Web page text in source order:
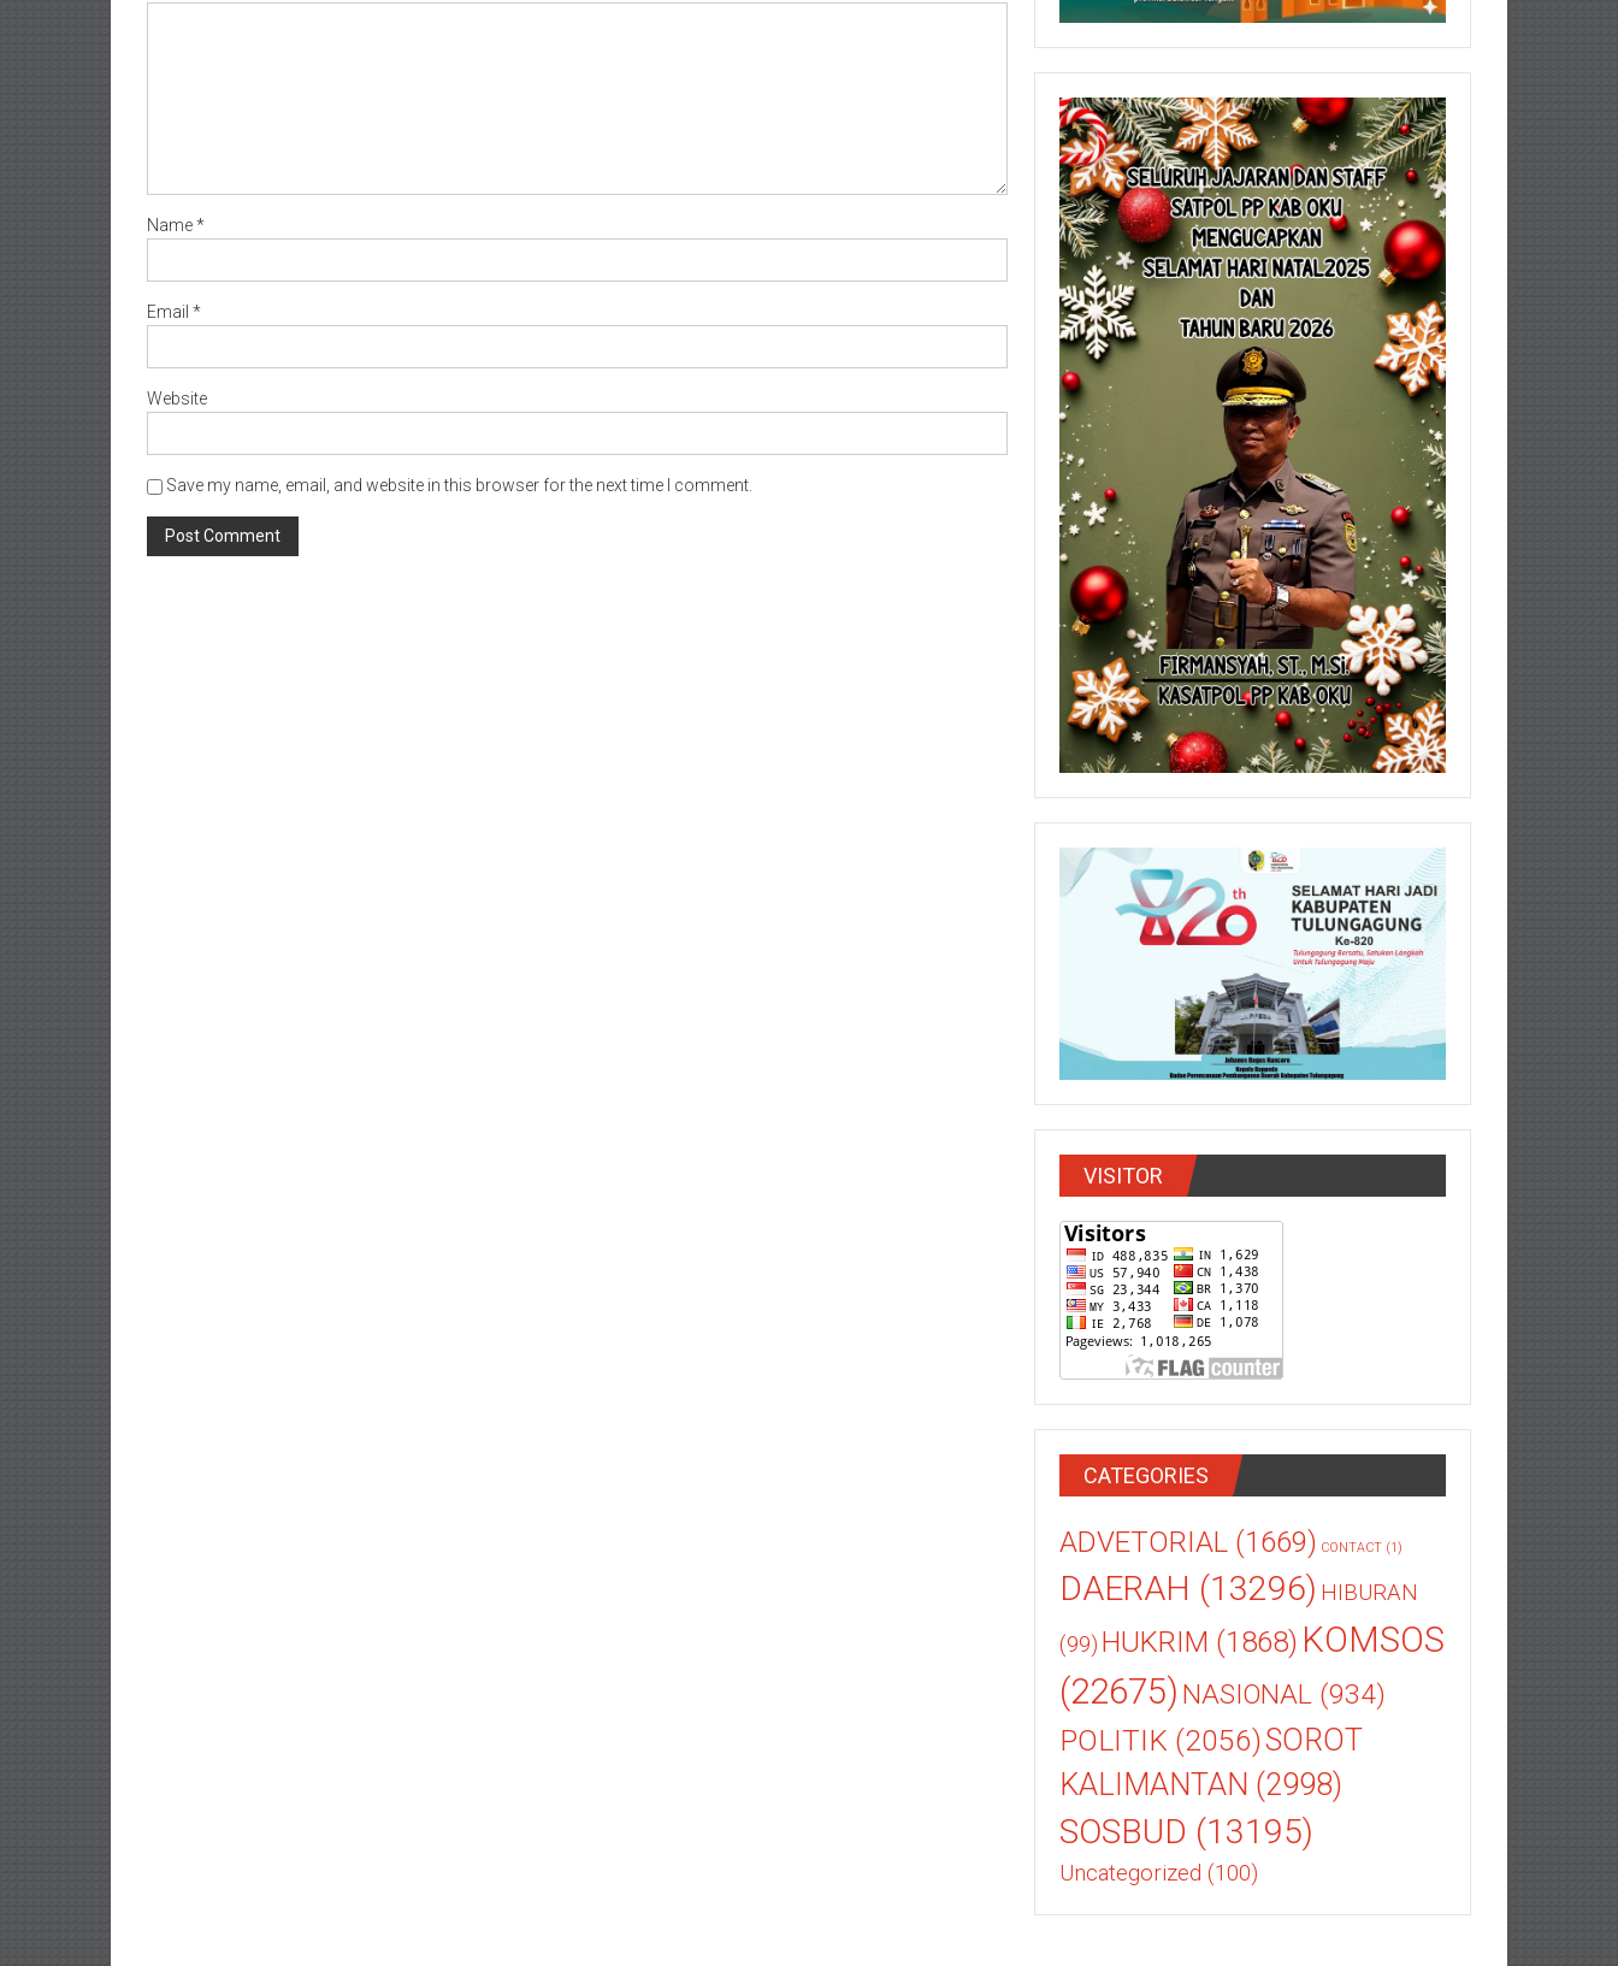
Name*
Email *
Website
Save my name, email, and website in this browser for the next time I comment.
VISITOR
CATEGORIES
ADVETORIAL (1669) CONTACT (1)
DAERAH (13296) HIBURAN
(99) HUKRIM (1868) KOMSOS
(22675) NASIONAL (934)
POLITIK (2056)SOROT
KALIMANTAN (2998)
SOSBUD (13195)
Uncategorized (100)